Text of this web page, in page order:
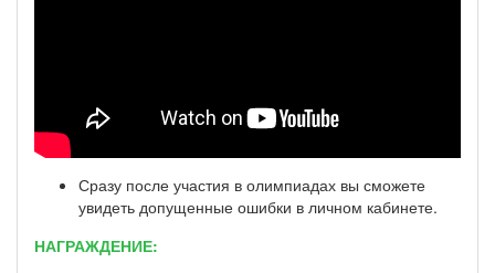
Сразу после участия в олимпиадах вы сможете
увидеть допущенные ошибки в личном кабинете.
НАГРАЖДЕНИЕ: